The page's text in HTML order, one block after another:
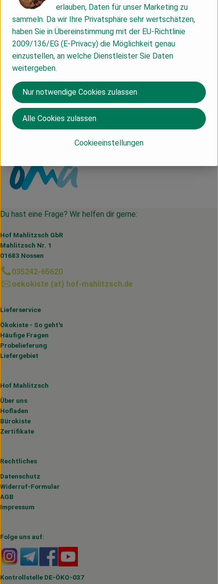
Nährwert-Info
Produktdatenblatt
Herkunft
IT
ÖMA
Du hast eine Frage? Wir helfen dir gerne:
Hof Mahlitzsch GbR
Mahlitzsch Nr. 1
01683 Nossen
035242-65620
oekokiste (at) hof-mahlitzsch.de
Lieferservice
Ökokiste - So geht's
Häufige Fragen
Probelieferung
Liefergebiet
Hof Mahlitzsch
Über uns
Hofladen
Bürokiste
Zertifikate
Rechtliches
Datenschutz
Widerruf-Formular
AGB
Impressum
Folge uns auf:
Externer Link zu https://www.instagram.com/
Externer Link zu https://t.me/s/hofmahlitzsch
Externer Link zu https://www.facebook.com/
Kontrollstelle DE-ÖKO-037
erlauben, Daten für unser Marketing zu
sammeln. Da wir Ihre Privatsphäre sehr wertschätzen,
haben Sie in Übereinstimmung mit der EU-Richtlinie
2009/136/EG (E-Privacy) die Möglichkeit genau
einzustellen, an welche Dienstleister Sie Daten
weitergeben.
Cookieeinstellungen
Nur notwendige Cookies zulassen
Alle Cookies zulassen